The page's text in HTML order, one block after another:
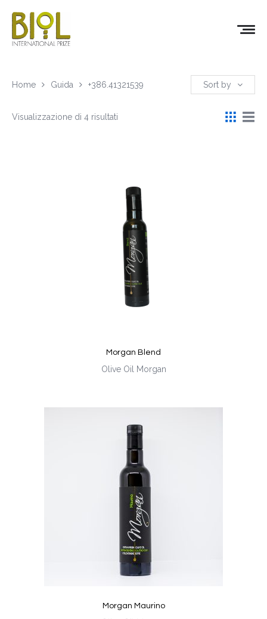
Home Guida +386.41321539 Sort by
Visualizzazione di 4 risultati
Morgan Blend
Olive Oil Morgan
Morgan Maurino